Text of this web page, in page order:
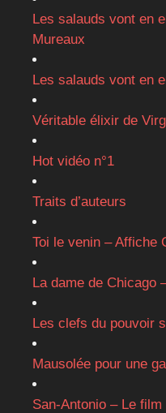
Les salauds vont en
Mureaux
Les salauds vont en
Véritable élixir de
Hot vidéo n°1
Traits d’auteurs
Toi le venin – Affiche
La dame de Chicago
Les clefs du pouvoir
Mausolée pour une
San-Antonio – Le film